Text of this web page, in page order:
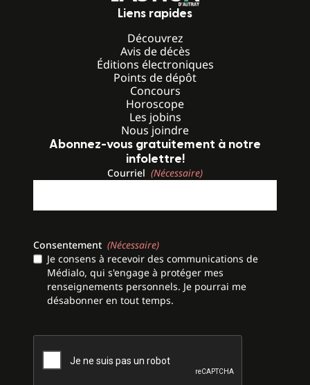
Liens rapides
Découvrez
Avis de décès
Éditions électroniques
Points de dépôt
Concours
Horoscope
Les jobins
Nous joindre
Abonnez-vous gratuitement à notre
infolettre!
Courriel (Nécessaire)
Consentement (Nécessaire)
Je consens à recevoir des communications de
Médialo, qui s'engage à protéger mes
renseignements personnels. Je pourrai me
désabonner en tout temps.